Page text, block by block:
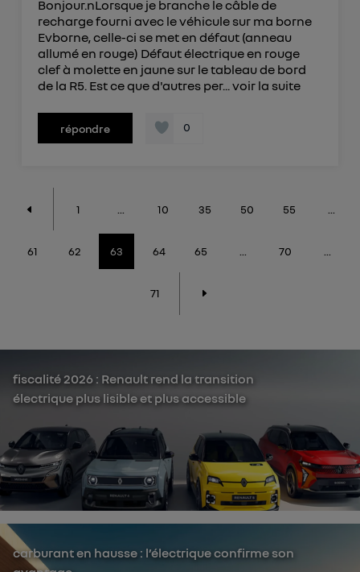
Bonjour.nLorsque je branche le câble de
recharge fourni avec le véhicule sur ma borne
Evborne, celle-ci se met en défaut (anneau
allumé en rouge) Défaut électrique en rouge
clef à molette en jaune sur le tableau de bord
de la R5. Est ce que d'autres per...voir la suite
répondre 0
1 10 35 50 55
61 62 63 64 65 70
71
fiscalité 2026 : Renault rend la transition
électrique plus lisible et plus accessible
carburant en hausse : l’électrique confirme son